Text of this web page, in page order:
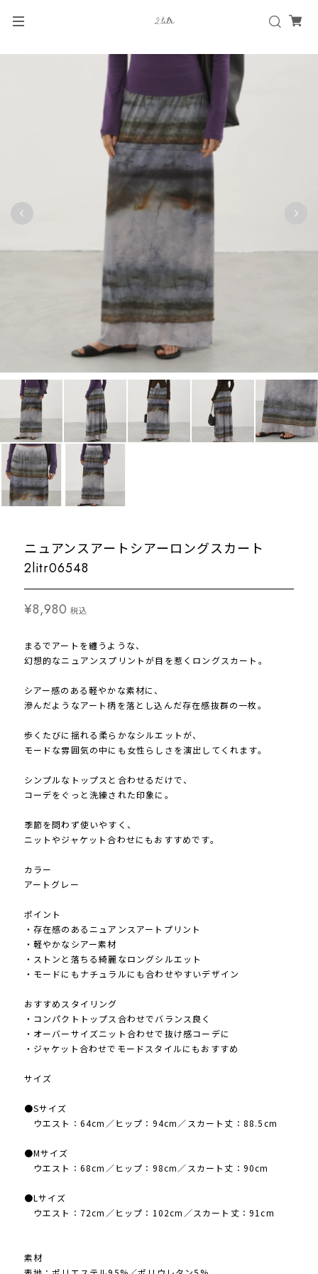
ニュアンスアートシアーロングスカート
2litr06548
¥8,980 税込
まるでアートを纏うような、
幻想的なニュアンスプリントが目を惹くロングスカート。
シアー感のある軽やかな素材に、
滲んだようなアート柄を落とし込んだ存在感抜群の一枚。
歩くたびに揺れる柔らかなシルエットが、
モードな雰囲気の中にも女性らしさを演出してくれます。
シンプルなトップスと合わせるだけで、
コーデをぐっと洗練された印象に。
季節を問わず使いやすく、
ニットやジャケット合わせにもおすすめです。
カラー
アートグレー
ポイント
・存在感のあるニュアンスアートプリント
・軽やかなシアー素材
・ストンと落ちる綺麗なロングシルエット
・モードにもナチュラルにも合わせやすいデザイン
おすすめスタイリング
・コンパクトトップス合わせでバランス良く
・オーバーサイズニット合わせで抜け感コーデに
・ジャケット合わせでモードスタイルにもおすすめ
サイズ
●Sサイズ
ウエスト：64cm／ヒップ：94cm／スカート丈：88.5cm
●Mサイズ
ウエスト：68cm／ヒップ：98cm／スカート丈：90cm
●Lサイズ
ウエスト：72cm／ヒップ：102cm／スカート丈：91cm
素材